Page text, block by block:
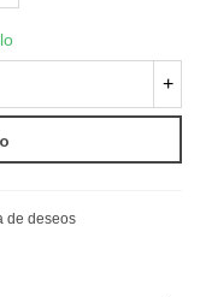
+
de deseos